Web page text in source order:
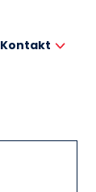
Kontakt